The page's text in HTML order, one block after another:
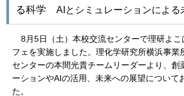
る科学 AI とシミュレーションによ
8月5日（土）本校交流センターで理研よこ
フェを実施しました。理化学研究所横浜事業
センターの本間光貴チームリーダーより、創
ーションやAIの活用、未来への展望について
た。